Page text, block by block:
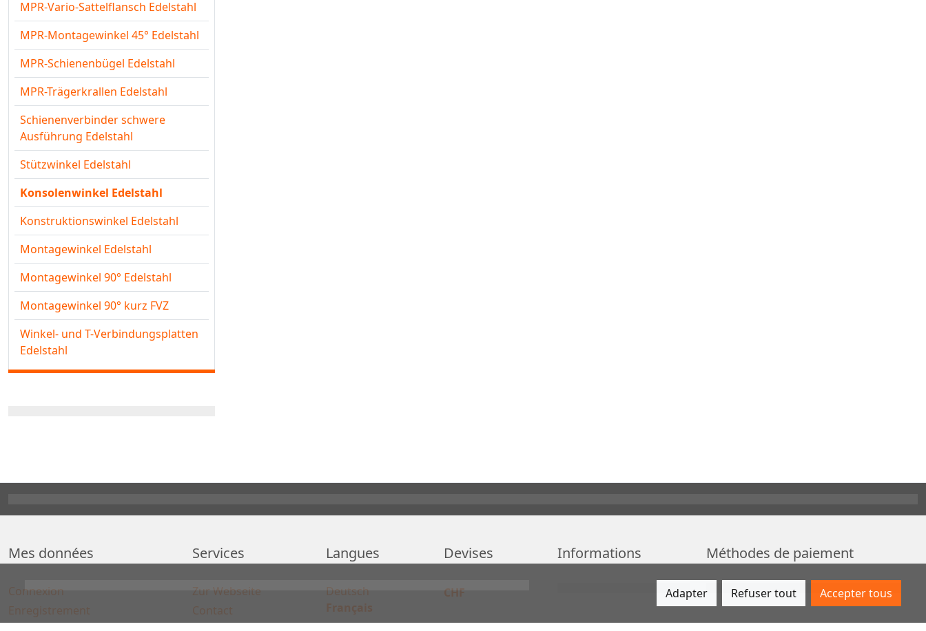
MPR-Vario-Sattelflansch Edelstahl
MPR-Montagewinkel 45° Edelstahl
MPR-Schienenbügel Edelstahl
MPR-Trägerkrallen Edelstahl
Schienenverbinder schwere
Ausführung Edelstahl
Stützwinkel Edelstahl
Konsolenwinkel Edelstahl
Konstruktionswinkel Edelstahl
Montagewinkel Edelstahl
Montagewinkel 90° Edelstahl
Montagewinkel 90° kurz FVZ
Winkel- und T-Verbindungsplatten
Edelstahl
Mes données
Connexion
Enregistrement
Services
Zur Webseite
Contact
Langues
Deutsch
Français
Devises
CHF
Informations Méthodes de paiement
Adapter Refuser tout Accepter tous